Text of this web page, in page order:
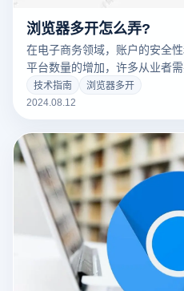
浏览器多开怎么弄?
在电子商务领域，账户的安全
平台数量的增加，许多从业者
个业务账户。这种多账户管理
户串联和关联禁令等风险。为
技术指南
浏览器多开
2024.08.12